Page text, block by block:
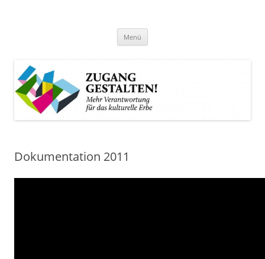
Menü
Dokumentation 2011